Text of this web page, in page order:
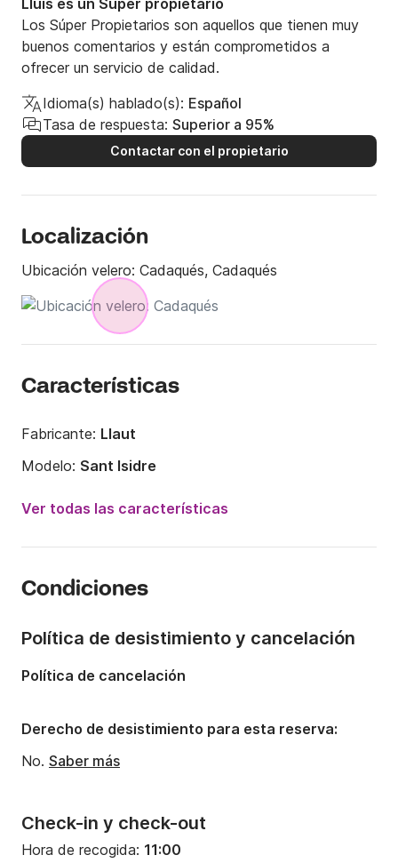
- Longaniza: 7,50€
- Anchoa: 7,50€
- Olives 3,00€
- Chips: 2,00€
- Combinados: 8,00€
Esta embarcación con remarcada trayectoria
marítima se pone al servicio de todo aquel que quiera
¡Vive la navegación a bordo de esta embarcación
con historia mediterránea!
Cualquier duda contáctanos a través de
CLICK&BOAT para más información.
Lluis es un Súper propietario
Los Súper Propietarios son aquellos que tienen muy
buenos comentarios y están comprometidos a
ofrecer un servicio de calidad.
Idioma(s) hablado(s): Español
Tasa de respuesta: Superior a 95%
Contactar con el propietario
Localización
Ubicación velero: Cadaqués, Cadaqués
Características
Fabricante: Llaut
Modelo: Sant Isidre
Número de camas:
Calado: 1.8m
Potencia del motor:
Ver todas las características
Condiciones
Check-in y check-out
Hora de recogida: 11:00
Política de desistimiento y cancelación
Política de cancelación
Derecho de desistimiento para esta reserva:
No. Saber más